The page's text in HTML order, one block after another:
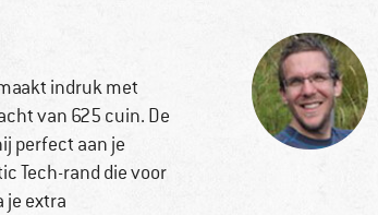
indruk met
van 625 cuin. De
perfect aan je
Tech-rand die voor
je extra